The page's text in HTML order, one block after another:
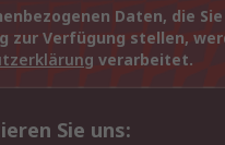
Daten, die
zur Verfügung stellen,
verarbeitet.
Sie uns: